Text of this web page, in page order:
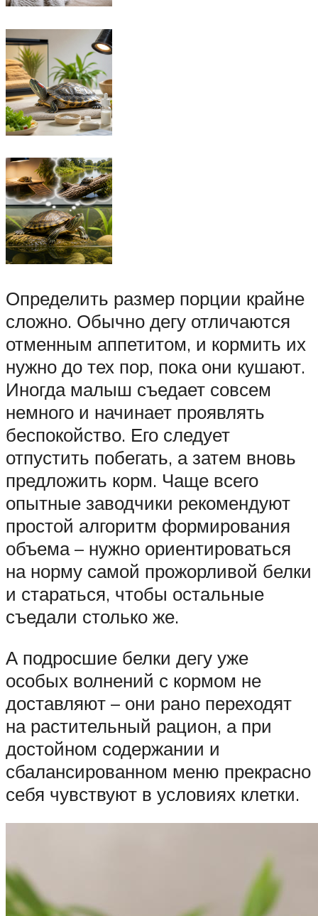
Определить размер порции крайне
сложно. Обычно дегу отличаются
отменным аппетитом, и кормить их
нужно до тех пор, пока они кушают.
Иногда малыш съедает совсем
немного и начинает проявлять
беспокойство. Его следует
отпустить побегать, а затем вновь
предложить корм. Чаще всего
опытные заводчики рекомендуют
простой алгоритм формирования
объема – нужно ориентироваться
на норму самой прожорливой белки
и стараться, чтобы остальные
съедали столько же.
А подросшие белки дегу уже
особых волнений с кормом не
доставляют – они рано переходят
на растительный рацион, а при
достойном содержании и
сбалансированном меню прекрасно
себя чувствуют в условиях клетки.